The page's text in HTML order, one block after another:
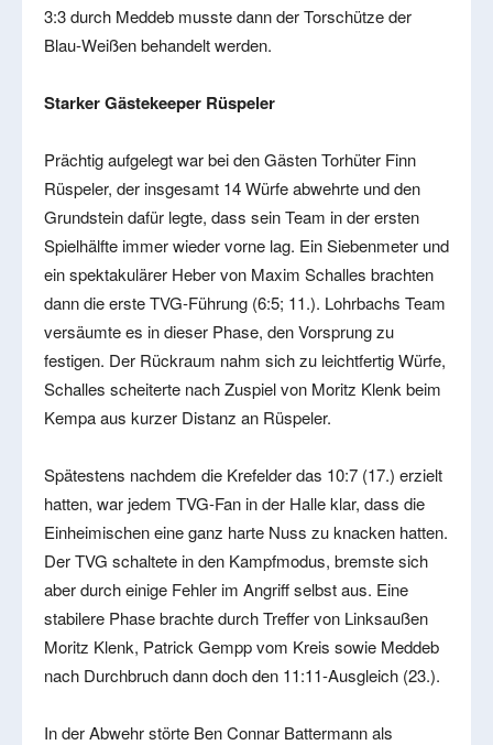
3:3 durch Meddeb musste dann der Torschütze der
Blau-Weißen behandelt werden.
Starker Gästekeeper Rüspeler
Prächtig aufgelegt war bei den Gästen Torhüter Finn
Rüspeler, der insgesamt 14 Würfe abwehrte und den
Grundstein dafür legte, dass sein Team in der ersten
Spielhälfte immer wieder vorne lag. Ein Siebenmeter und
ein spektakulärer Heber von Maxim Schalles brachten
dann die erste TVG-Führung (6:5; 11.). Lohrbachs Team
versäumte es in dieser Phase, den Vorsprung zu
festigen. Der Rückraum nahm sich zu leichtfertig Würfe,
Schalles scheiterte nach Zuspiel von Moritz Klenk beim
Kempa aus kurzer Distanz an Rüspeler.
Spätestens nachdem die Krefelder das 10:7 (17.) erzielt
hatten, war jedem TVG-Fan in der Halle klar, dass die
Einheimischen eine ganz harte Nuss zu knacken hatten.
Der TVG schaltete in den Kampfmodus, bremste sich
aber durch einige Fehler im Angriff selbst aus. Eine
stabilere Phase brachte durch Treffer von Linksaußen
Moritz Klenk, Patrick Gempp vom Kreis sowie Meddeb
nach Durchbruch dann doch den 11:11-Ausgleich (23.).
In der Abwehr störte Ben Connar Battermann als